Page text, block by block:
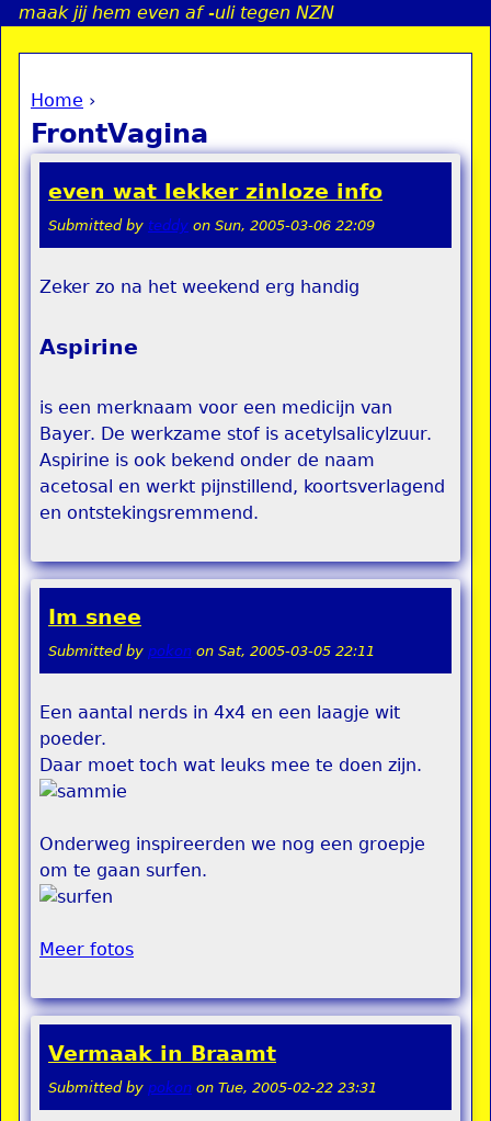
Jump to navigation
maak jij hem even af -uli tegen NZN
You are here
Home ›
FrontVagina
even wat lekker zinloze info
Submitted by teddy on Sun, 2005-03-06 22:09
Zeker zo na het weekend erg handig
Aspirine
is een merknaam voor een medicijn van
Bayer. De werkzame stof is acetylsalicylzuur.
Aspirine is ook bekend onder de naam
acetosal en werkt pijnstillend, koortsverlagend
en ontstekingsremmend.
Im snee
Submitted by pokon on Sat, 2005-03-05 22:11
Een aantal nerds in 4x4 en een laagje wit
poeder.
Daar moet toch wat leuks mee te doen zijn.
Onderweg inspireerden we nog een groepje
om te gaan surfen.
Meer fotos
Vermaak in Braamt
Submitted by pokon on Tue, 2005-02-22 23:31